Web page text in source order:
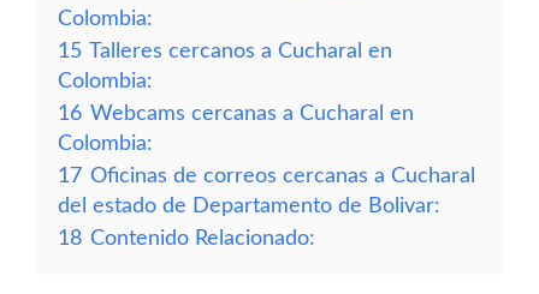
Colombia:
15 Talleres cercanos a Cucharal en
Colombia:
16 Webcams cercanas a Cucharal en
Colombia:
17 Oficinas de correos cercanas a Cucharal
del estado de Departamento de Bolivar:
18 Contenido Relacionado: